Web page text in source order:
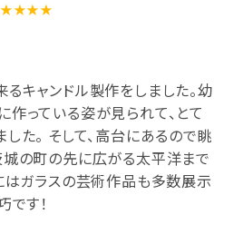
キャンドル製作をしました。幼
っている姿が見られて、とて
た。 そして、高台にあるので眺
城の町の先に広がる太平洋まで
はガラスの芸術作品も多数展示
です！